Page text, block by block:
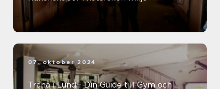
07. oktober 2024
Träna i Lund - Din Guide till Gym och